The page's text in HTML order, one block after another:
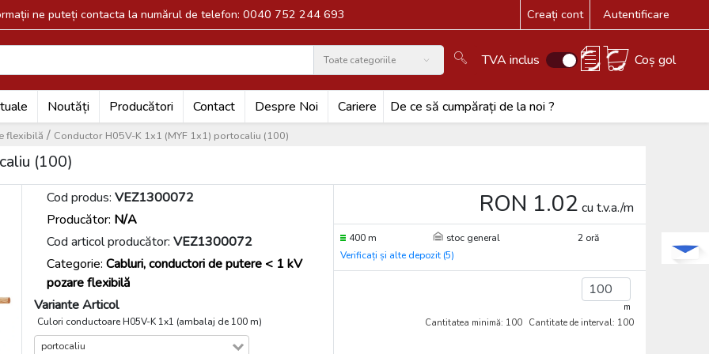
ne puteți contacta la numărul de telefon: 0040 752 244 693 Creați cont Autentificare
Toate categoriile
Search TVA inclus Coș gol
Noutăți Producători Contact Despre Noi Cariere De ce să cumpărați de la noi ?
Conductor H05V-K 1x1 (MYF 1x1) portocaliu (100)
/
flexibilă
(100)
Cod produs: VEZ1300072
Producător: N/A
Cod articol producător: VEZ1300072
Categorie: Cabluri, conductori de putere < 1 kV
pozare flexibilă
Variante Articol
Culori conductoare H05V-K 1x1 (ambalaj de 100 m)
portocaliu
RON 1.02 cu t.v.a./m
400 m stoc general
2 oră
Verificați și alte depozit (5)
m
Cantitatea minimă: 100 Cantitate de interval: 100